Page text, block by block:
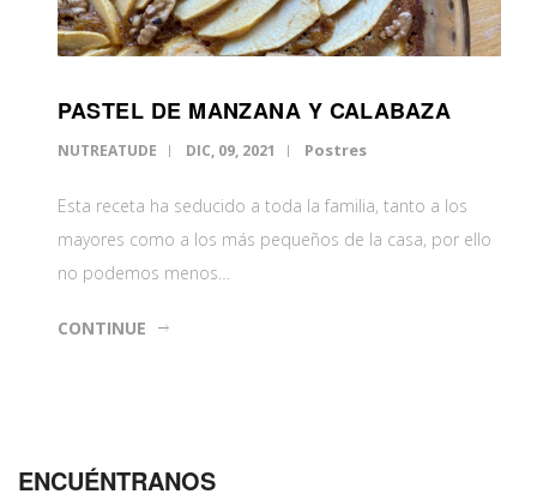
PASTEL DE MANZANA Y CALABAZA
NUTREATUDE DIC, 09, 2021 Postres
Esta receta ha seducido a toda la familia, tanto a los
mayores como a los más pequeños de la casa, por ello
no podemos menos…
CONTINUE
ENCUÉNTRANOS